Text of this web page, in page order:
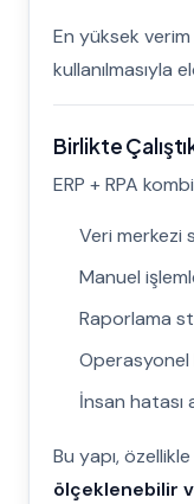
En yüksek
kullanılmasıyla
Birlikte
ERP + RPA
Veri merkezi
Manuel
Raporlama
Operasyonel
İnsan hatası
Bu yapı,
ölçeklenebilir